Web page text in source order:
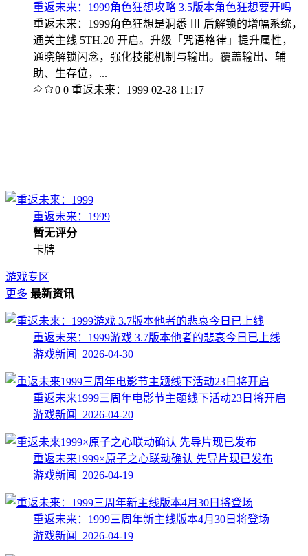
重返未来：1999角色狂想攻略 3.5版本角色狂想要开吗
重返未来：1999角色狂想是洞悉 Ⅲ 后解锁的增幅系统，
通关主线 5TH.20 开启。升级「咒语格律」提升属性，
通晓解锁闪念，强化技能机制与输出。覆盖输出、辅
助、生存位，...
0 0 重返未来：1999 02-28 11:17
重返未来：1999
暂无评分
卡牌
游戏专区
更多 最新资讯
重返未来：1999游戏 3.7版本他者的悲哀今日已上线
游戏新闻 2026-04-30
重返未来1999三周年电影节主题线下活动23日将开启
游戏新闻 2026-04-20
重返未来1999×原子之心联动确认 先导片现已发布
游戏新闻 2026-04-19
重返未来：1999三周年新主线版本4月30日将登场
游戏新闻 2026-04-19